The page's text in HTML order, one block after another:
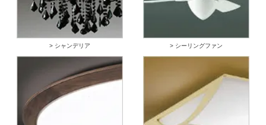
> シャンデリア > シーリングファン